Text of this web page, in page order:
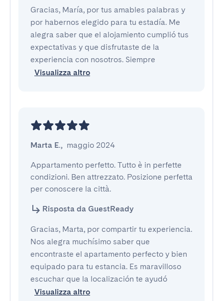
Gracias, María, por tus amables palabras y
por habernos elegido para tu estadía. Me
alegra saber que el alojamiento cumplió tus
expectativas y que disfrutaste de la
experiencia con nosotros. Siempre
Visualizza altro
Marta E., maggio 2024
Appartamento perfetto. Tutto è in perfette
condizioni. Ben attrezzato. Posizione perfetta
per conoscere la città.
Risposta da GuestReady
Gracias, Marta, por compartir tu experiencia.
Nos alegra muchísimo saber que
encontraste el apartamento perfecto y bien
equipado para tu estancia. Es maravilloso
escuchar que la localización te ayudó
Visualizza altro